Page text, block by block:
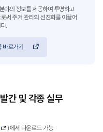
야의 정보를 제공하여 투명하고
써 주거 관리의 선진화를 이끌어
.
바로가기
간 및 각종 실무
)에서 다운로드 가능